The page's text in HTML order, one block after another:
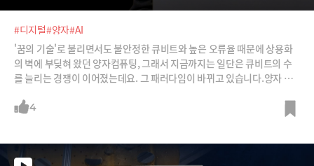
#디지털#양자#AI
'꿈의 기술'로 불리면서도 불안정한 큐비트와 높은 오류율 때문에 상용화
의 벽에 부딪혀 왔던 양자컴퓨팅, 그래서 지금까지는 일단은 큐비트의 수
를 늘리는 경쟁이 이어졌는데요. 그 패러다임이 바뀌고 있습니다.양자 단
연산력을 결합한 '하이브리드' 모델이 그 해법이죠. 실험실에 갇혀 있던 양
4